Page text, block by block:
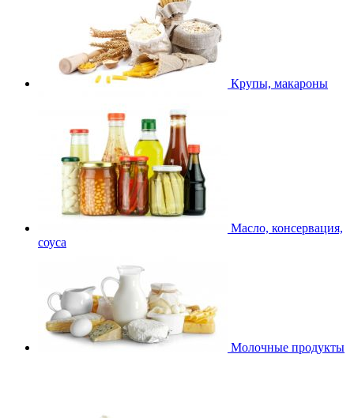
Крупы, макароны
Масло, консервация,
соуса
Молочные продукты